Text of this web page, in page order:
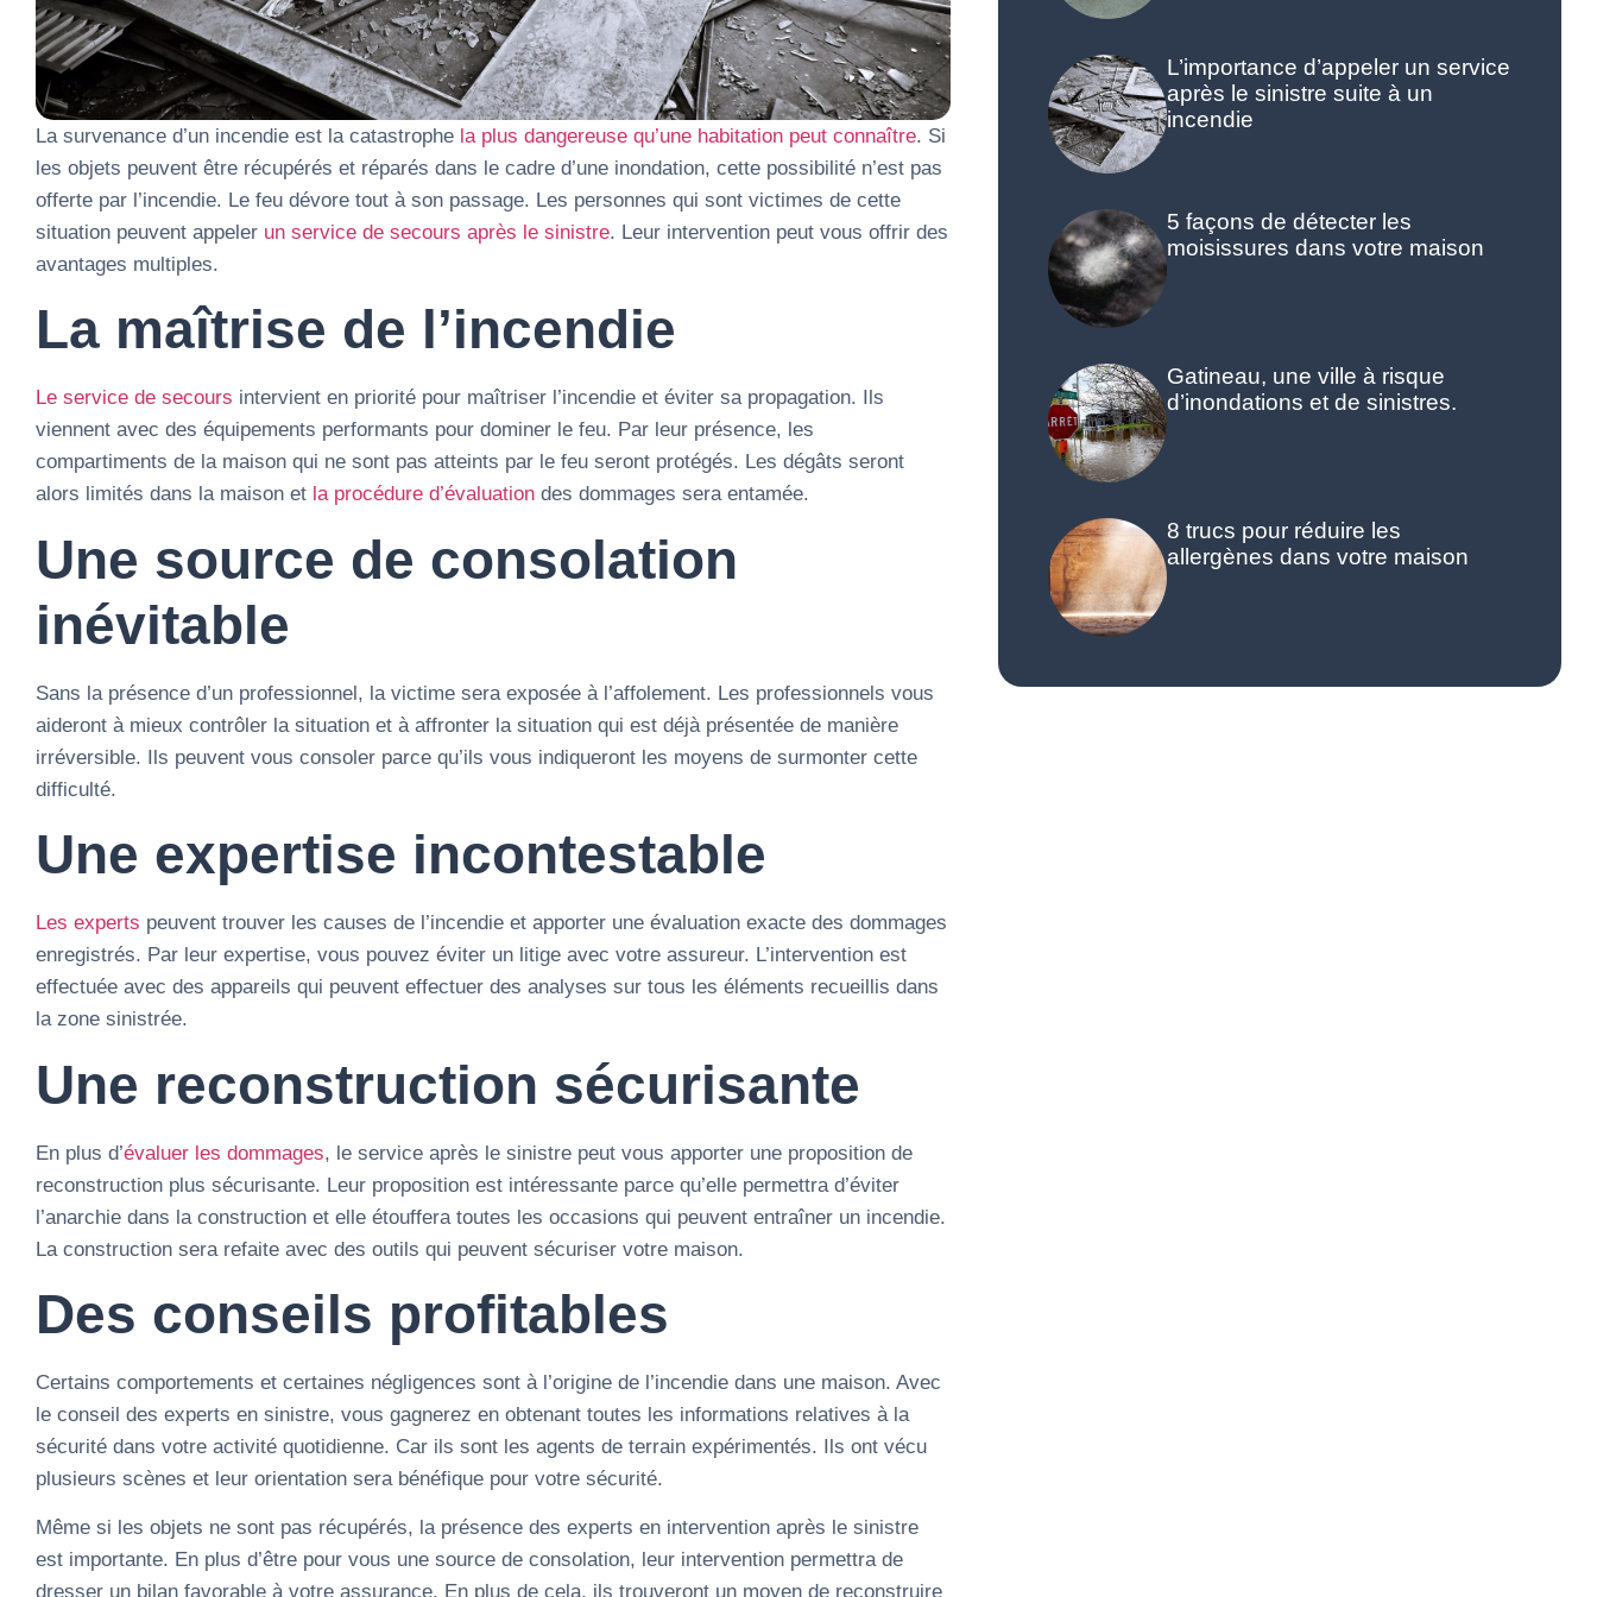
La survenance d’un incendie est la catastrophe la plus dangereuse qu’une habitation peut connaître. Si
les objets peuvent être récupérés et réparés dans le cadre d’une inondation, cette possibilité n’est pas
offerte par l’incendie. Le feu dévore tout à son passage. Les personnes qui sont victimes de cette
situation peuvent appeler un service de secours après le sinistre. Leur intervention peut vous offrir des
avantages multiples.
La maîtrise de l’incendie
Le service de secours intervient en priorité pour maîtriser l’incendie et éviter sa propagation. Ils
viennent avec des équipements performants pour dominer le feu. Par leur présence, les
compartiments de la maison qui ne sont pas atteints par le feu seront protégés. Les dégâts seront
alors limités dans la maison et la procédure d’évaluation des dommages sera entamée.
Une source de consolation
inévitable
Sans la présence d’un professionnel, la victime sera exposée à l’affolement. Les professionnels vous
aideront à mieux contrôler la situation et à affronter la situation qui est déjà présentée de manière
irréversible. Ils peuvent vous consoler parce qu’ils vous indiqueront les moyens de surmonter cette
difficulté.
Une expertise incontestable
Les experts peuvent trouver les causes de l’incendie et apporter une évaluation exacte des dommages
enregistrés. Par leur expertise, vous pouvez éviter un litige avec votre assureur. L’intervention est
effectuée avec des appareils qui peuvent effectuer des analyses sur tous les éléments recueillis dans
la zone sinistrée.
Une reconstruction sécurisante
En plus d’évaluer les dommages, le service après le sinistre peut vous apporter une proposition de
reconstruction plus sécurisante. Leur proposition est intéressante parce qu’elle permettra d’éviter
l’anarchie dans la construction et elle étouffera toutes les occasions qui peuvent entraîner un incendie.
La construction sera refaite avec des outils qui peuvent sécuriser votre maison.
Des conseils profitables
Certains comportements et certaines négligences sont à l’origine de l’incendie dans une maison. Avec
le conseil des experts en sinistre, vous gagnerez en obtenant toutes les informations relatives à la
sécurité dans votre activité quotidienne. Car ils sont les agents de terrain expérimentés. Ils ont vécu
plusieurs scènes et leur orientation sera bénéfique pour votre sécurité.
Même si les objets ne sont pas récupérés, la présence des experts en intervention après le sinistre
est importante. En plus d’être pour vous une source de consolation, leur intervention permettra de
dresser un bilan favorable à votre assurance. En plus de cela, ils trouveront un moyen de reconstruire
L’importance d’appeler un service
après le sinistre suite à un
incendie
5 façons de détecter les
moisissures dans votre maison
Gatineau, une ville à risque
d’inondations et de sinistres.
8 trucs pour réduire les
allergènes dans votre maison